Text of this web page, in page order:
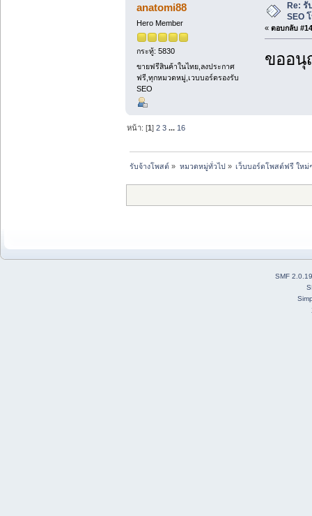
anatomi88
Hero Member
กระทู้: 5830
ขายฟรีสินค้าในไทย,ลงประกาศ
ฟรี,ทุกหมวดหมู่,เวบบอร์ดรองรับ
SEO
Re:
SEO
« ตอบกลับ
ขออนุ
หน้า: [1]2 3 ... 16
รับจ้างโพสต์ » หมวดหมู่ทั่วไป» เว็บบอร์ดโพสต์ฟรี ให
SMF 2.0.19